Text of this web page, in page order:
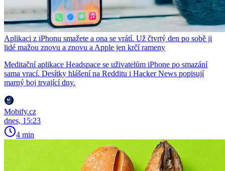
Aplikaci z iPhonu smažete a ona se vrátí. Už čtvrtý den po sobě ji
lidé mažou znovu a znovu a Apple jen krčí rameny
Meditační aplikace Headspace se uživatelům iPhone po smazání
sama vrací. Desítky hlášení na Redditu i Hacker News popisují
marný boj trvající dny.
Mobify.cz
dnes, 15:23
4 min